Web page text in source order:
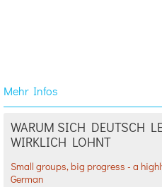
Mehr Infos
WARUM SICH DEUTSCH
WIRKLICH LOHNT
Small groups, big progress - a
German